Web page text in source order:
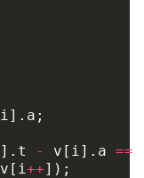
i]. a ;
]. t - v [ i]. a ==
v [ i++]);